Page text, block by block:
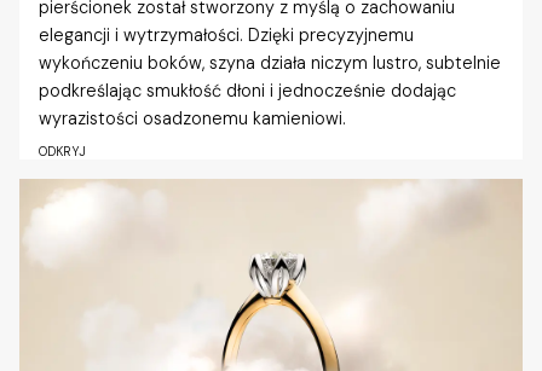
pierścionek został stworzony z myślą o zachowaniu
elegancji i wytrzymałości. Dzięki precyzyjnemu
wykończeniu boków, szyna działa niczym lustro, subtelnie
podkreślając smukłość dłoni i jednocześnie dodając
wyrazistości osadzonemu kamieniowi.
ODKRYJ